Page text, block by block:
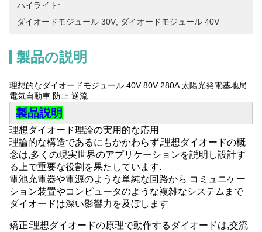
ハイライト:
ダイオードモジュール 30V
ダイオードモジュール 40V
製品の説明
理想的なダイオードモジュール 40V 80V 280A 太陽光発電基地局
電気自動車 防止 逆流
製品説明
理想ダイオード理論の実用的な応用
理論的な構造であるにもかかわらず,理想ダイオードの概
念は,多くの現実世界のアプリケーションを説明し設計す
る上で重要な役割を果たしています.
電池充電器や電源のような単純な回路から コミュニケー
ション装置やコンピュータのような複雑なシステムまで
ダイオードは深い影響力を及ぼします
矯正:理想ダイオードの原理で動作するダイオードは,交流